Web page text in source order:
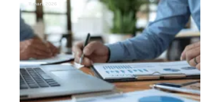
11 mars 2026